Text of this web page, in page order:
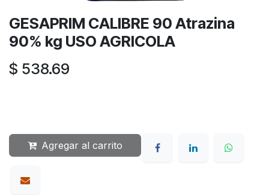
GESAPRIM CALIBRE 90 Atrazina
90% kg USO AGRICOLA
$ 538.69
Agregar al carrito